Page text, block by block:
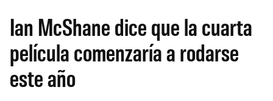
Ian McShane dice que la cuarta
película comenzaría a rodarse
este año